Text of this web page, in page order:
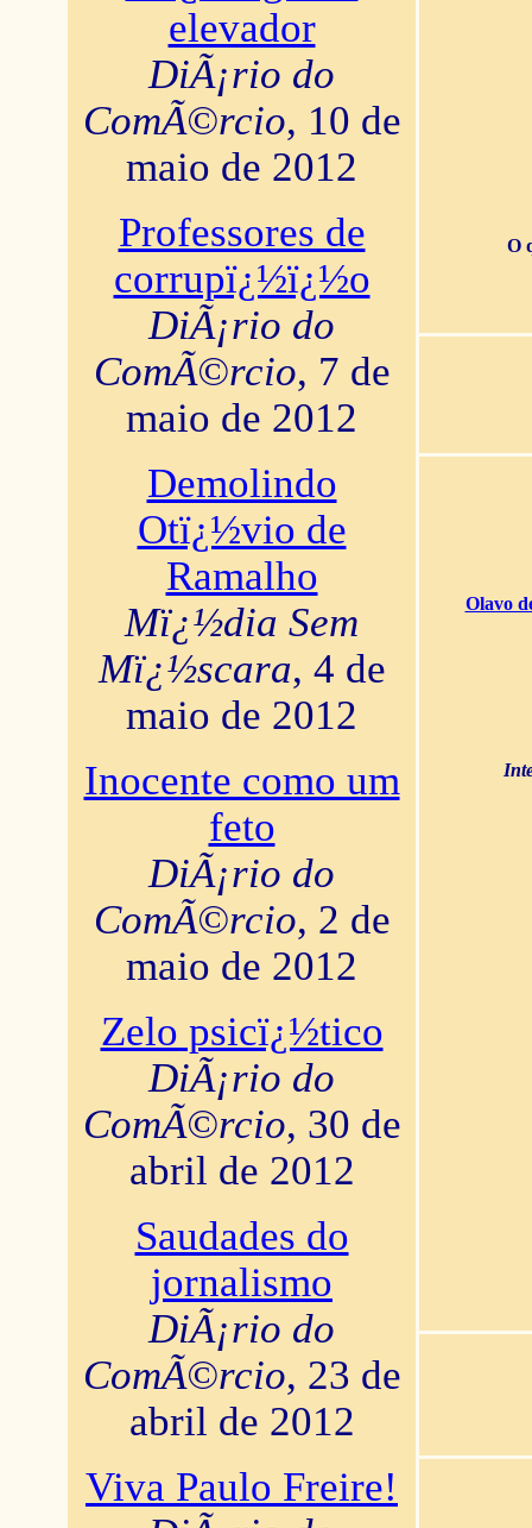
elevador
DiÃ¡rio do
ComÃ©rcio, 10 de
maio de 2012
Professores de
corrupï¿½ï¿½o
DiÃ¡rio do
ComÃ©rcio, 7 de
maio de 2012
Demolindo
Otï¿½vio de
Ramalho
Mï¿½dia Sem
Mï¿½scara, 4 de
maio de 2012
Inocente como um
feto
DiÃ¡rio do
ComÃ©rcio, 2 de
maio de 2012
Zelo psicï¿½tico
DiÃ¡rio do
ComÃ©rcio, 30 de
abril de 2012
Saudades do
jornalismo
DiÃ¡rio do
ComÃ©rcio, 23 de
abril de 2012
Viva Paulo Freire!
O
Olavo